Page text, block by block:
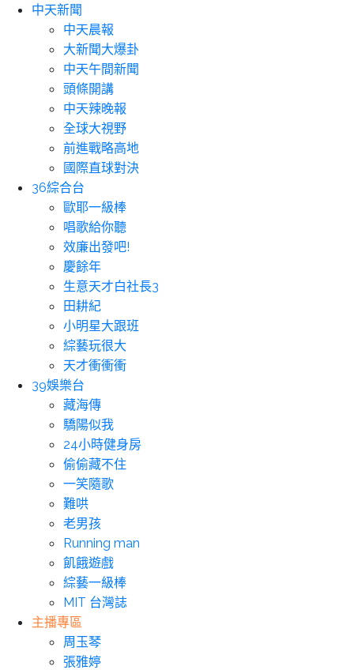
中天新聞
中天晨報
大新聞大爆卦
中天午間新聞
頭條開講
中天辣晚報
全球大視野
前進戰略高地
國際直球對決
36綜合台
歐耶一級棒
唱歌給你聽
效廉出發吧!
慶餘年
生意天才白社長3
田耕紀
小明星大跟班
綜藝玩很大
天才衝衝衝
39娛樂台
藏海傳
驕陽似我
24小時健身房
偷偷藏不住
一笑隨歌
難哄
老男孩
Running man
飢餓遊戲
綜藝一級棒
MIT 台灣誌
主播專區
周玉琴
張雅婷